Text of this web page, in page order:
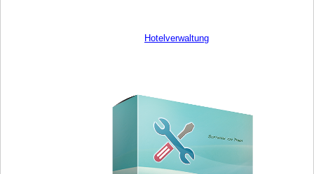
Hotelverwaltung